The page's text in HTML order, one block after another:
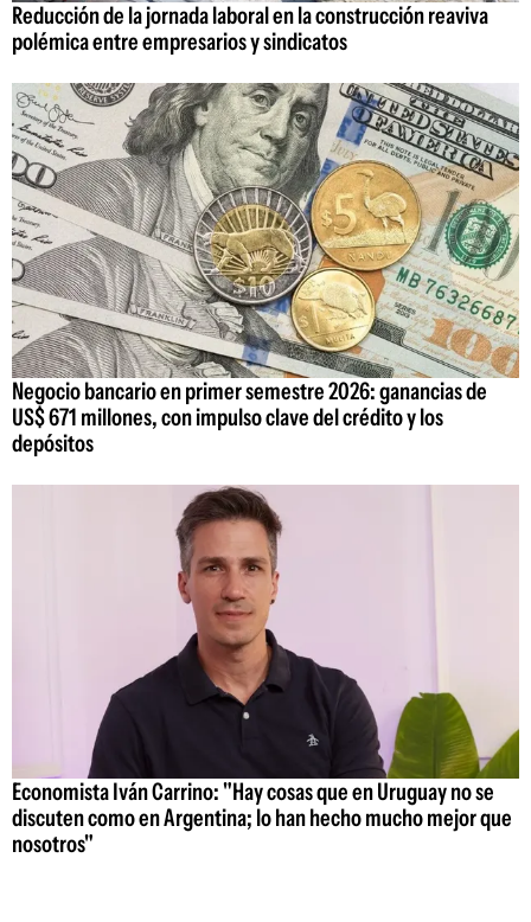
Reducción de la jornada laboral en la construcción reaviva
polémica entre empresarios y sindicatos
Negocio bancario en primer semestre 2026: ganancias de
US$ 671 millones, con impulso clave del crédito y los
depósitos
Economista Iván Carrino: "Hay cosas que en Uruguay no se
discuten como en Argentina; lo han hecho mucho mejor que
nosotros"